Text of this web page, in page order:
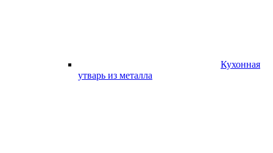
Кухонная
утварь из металла